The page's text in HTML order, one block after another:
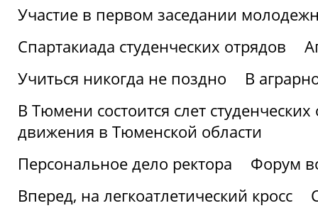
Участие в первом заседании
Спартакиада студенческих отрядов
Учиться никогда не поздно
В
В Тюмени состоится слет
движения в Тюменской области
Персональное дело ректора
Форум
Вперед, на легкоатлетический кросс